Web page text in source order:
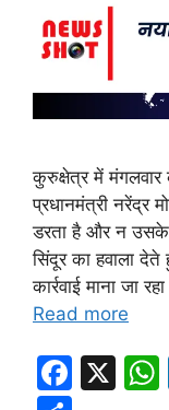
कुरुक्षेत्र में
प्रधानमंत्री नरेंद्र
डरता है और न
सिंदूर का हवाला देते
कार्रवाई माना जा
Read more
F
X